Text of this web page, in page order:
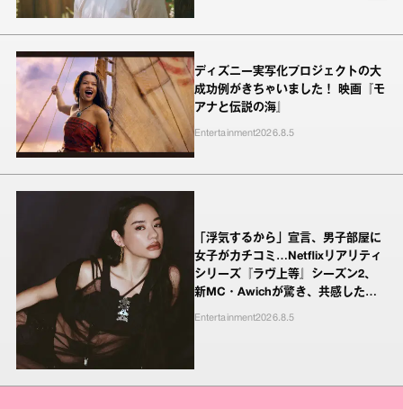
ディズニー実写化プロジェクトの大
成功例がきちゃいました！ 映画『モ
アナと伝説の海』
Entertainment2026.8.5
「浮気するから」宣言、男子部屋に
女子がカチコミ…Netflixリアリティ
シリーズ『ラヴ上等』シーズン2、
新MC・Awichが驚き、共感したヤ
Entertainment2026.8.5